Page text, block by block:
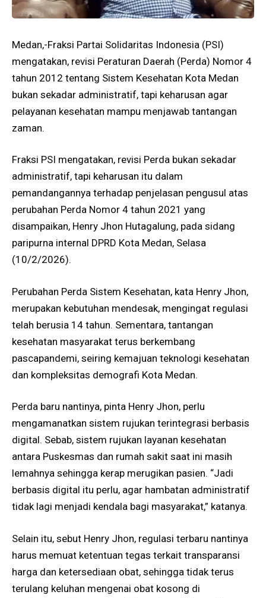
Medan,-Fraksi Partai Solidaritas Indonesia (PSI)
mengatakan, revisi Peraturan Daerah (Perda) Nomor 4
tahun 2012 tentang Sistem Kesehatan Kota Medan
bukan sekadar administratif, tapi keharusan agar
pelayanan kesehatan mampu menjawab tantangan
zaman.
Fraksi PSI mengatakan, revisi Perda bukan sekadar
administratif, tapi keharusan itu dalam
pemandangannya terhadap penjelasan pengusul atas
perubahan Perda Nomor 4 tahun 2021 yang
disampaikan, Henry Jhon Hutagalung, pada sidang
paripurna internal DPRD Kota Medan, Selasa
(10/2/2026).
Perubahan Perda Sistem Kesehatan, kata Henry Jhon,
merupakan kebutuhan mendesak, mengingat regulasi
telah berusia 14 tahun. Sementara, tantangan
kesehatan masyarakat terus berkembang
pascapandemi, seiring kemajuan teknologi kesehatan
dan kompleksitas demografi Kota Medan.
Perda baru nantinya, pinta Henry Jhon, perlu
mengamanatkan sistem rujukan terintegrasi berbasis
digital. Sebab, sistem rujukan layanan kesehatan
antara Puskesmas dan rumah sakit saat ini masih
lemahnya sehingga kerap merugikan pasien. “Jadi
berbasis digital itu perlu, agar hambatan administratif
tidak lagi menjadi kendala bagi masyarakat,” katanya.
Selain itu, sebut Henry Jhon, regulasi terbaru nantinya
harus memuat ketentuan tegas terkait transparansi
harga dan ketersediaan obat, sehingga tidak terus
terulang keluhan mengenai obat kosong di